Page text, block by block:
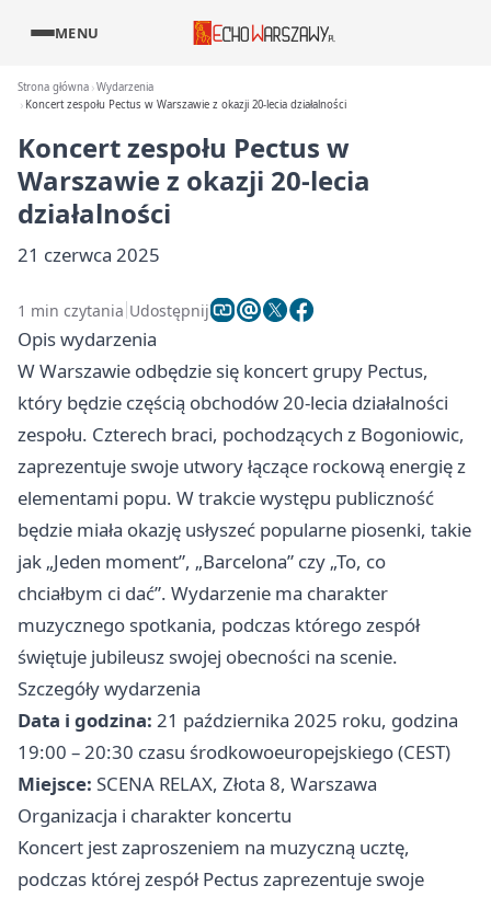
MENU
Strona główna Wydarzenia
Koncert zespołu Pectus w Warszawie z okazji 20-lecia działalności
Koncert zespołu Pectus w
Warszawie z okazji 20-lecia
działalności
21 czerwca 2025
1 min czytania Udostępnij
Opis wydarzenia
W Warszawie odbędzie się koncert grupy Pectus,
który będzie częścią obchodów 20-lecia działalności
zespołu. Czterech braci, pochodzących z Bogoniowic,
zaprezentuje swoje utwory łączące rockową energię z
elementami popu. W trakcie występu publiczność
będzie miała okazję usłyszeć popularne piosenki, takie
jak „Jeden moment”, „Barcelona” czy „To, co
chciałbym ci dać”. Wydarzenie ma charakter
muzycznego spotkania, podczas którego zespół
świętuje jubileusz swojej obecności na scenie.
Szczegóły wydarzenia
Data i godzina: 21 października 2025 roku, godzina
19:00 – 20:30 czasu środkowoeuropejskiego (CEST)
Miejsce: SCENA RELAX, Złota 8, Warszawa
Organizacja i charakter koncertu
Koncert jest zaproszeniem na muzyczną ucztę,
podczas której zespół Pectus zaprezentuje swoje